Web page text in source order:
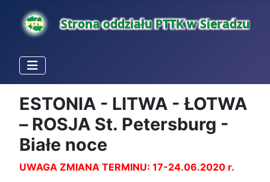
ESTONIA - LITWA - ŁOTWA
– ROSJA St. Petersburg -
Białe noce
UWAGA ZMIANA TERMINU: 17-24.06.2020 r.